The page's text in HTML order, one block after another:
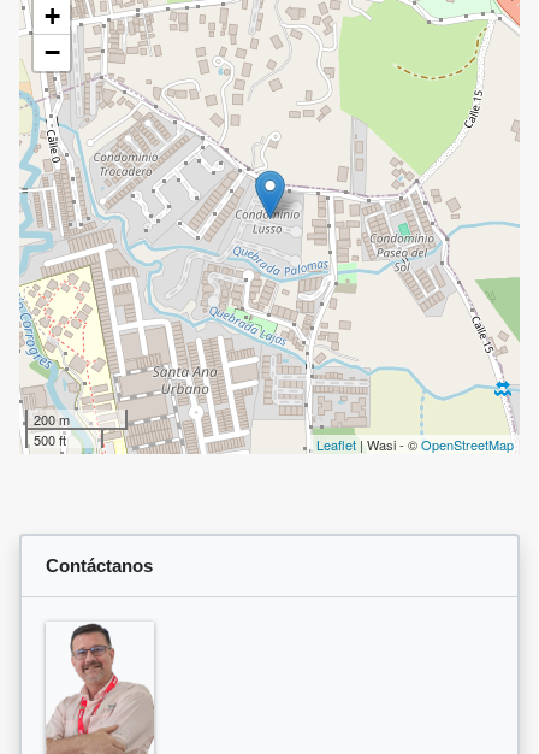
+
−
200 m
500 ft
Leaflet | Wasi - ©OpenStreetMap
Contáctanos